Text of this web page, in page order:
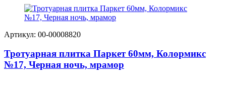
Артикул: 00-00008820
Тротуарная плитка Паркет 60мм, Колормикс
№17, Черная ночь, мрамор